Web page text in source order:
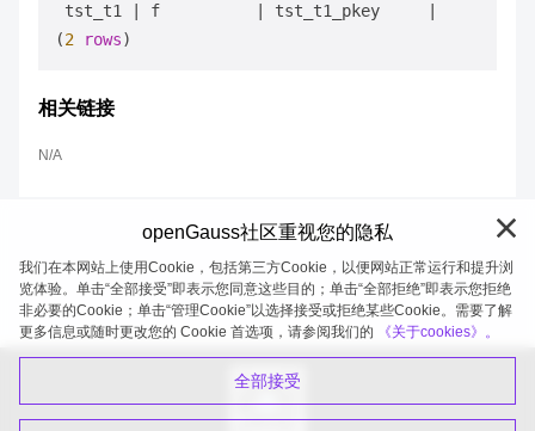
tst_t1
f tst_t1_pkey
(2 rows
相关链接
N/A
openGauss 2026-08-05 20:27:52
openGauss社区重视您的隐私
我们在本网站上使用Cookie，包括第三方Cookie，以便网站正常运行和提升浏
览体验。单击“全部接受”即表示您同意这些目的；单击“全部拒绝”即表示您拒绝
非必要的Cookie；单击“管理Cookie”以选择接受或拒绝某些Cookie。需要了解
更多信息或随时更改您的 Cookie 首选项，请参阅我们的
《关于cookies》。
全部接受